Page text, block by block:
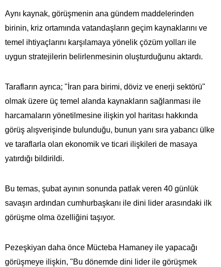
Aynı kaynak, görüşmenin ana gündem maddelerinden
birinin, kriz ortamında vatandaşların geçim kaynaklarını ve
temel ihtiyaçlarını karşılamaya yönelik çözüm yolları ile
uygun stratejilerin belirlenmesinin oluşturduğunu aktardı.
Tarafların ayrıca; "İran para birimi, döviz ve enerji sektörü"
olmak üzere üç temel alanda kaynakların sağlanması ile
harcamaların yönetilmesine ilişkin yol haritası hakkında
görüş alışverişinde bulunduğu, bunun yanı sıra yabancı ülke
ve taraflarla olan ekonomik ve ticari ilişkileri de masaya
yatırdığı bildirildi.
Bu temas, şubat ayının sonunda patlak veren 40 günlük
savaşın ardından cumhurbaşkanı ile dini lider arasındaki ilk
görüşme olma özelliğini taşıyor.
Pezeşkiyan daha önce Mücteba Hamaney ile yapacağı
görüşmeye ilişkin, "Bu dönemde dini lider ile görüşmek